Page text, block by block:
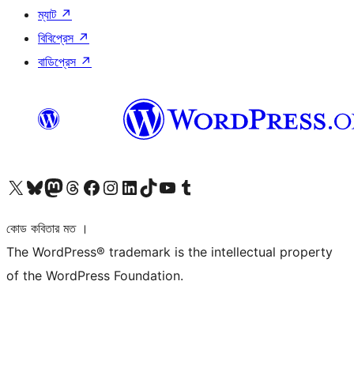
ম্যাট ↗
বিবিপ্রেস ↗
বাডিপ্রেস ↗
আমাদের X (আগের টুইটার) অ্যাকাউন্টে যানআমাদের Bluesky অ্যাকাউন্টটি দেখুনআমাদের মাস্টোডন অ্যাকাউন্টটি দেখুনআমাদের থ্রেডস অ্যাকাউন্টটি দেখুনআমাদের ফেসবুক পেজ দেখুনআমাদের ইন্সটাগ্রাম অ্যাকাউন্ট দেখুনআমাদের লিঙ্কডইন অ্যাকাউন্টে যানআমাদের TikTok অ্যাকাউন্টটি দেখুনআমাদের ইউটিউব চ্যানেলে যান আমাদের টাম্বলার অ্যাকাউন্ট দেখুন
কোড কবিতার মত ।
The WordPress® trademark is the intellectual property
of the WordPress Foundation.